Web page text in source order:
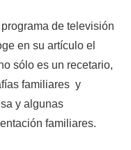
de televisión
en su artículo el
sólo es un recetario,
familiares y
y algunas
familiares.